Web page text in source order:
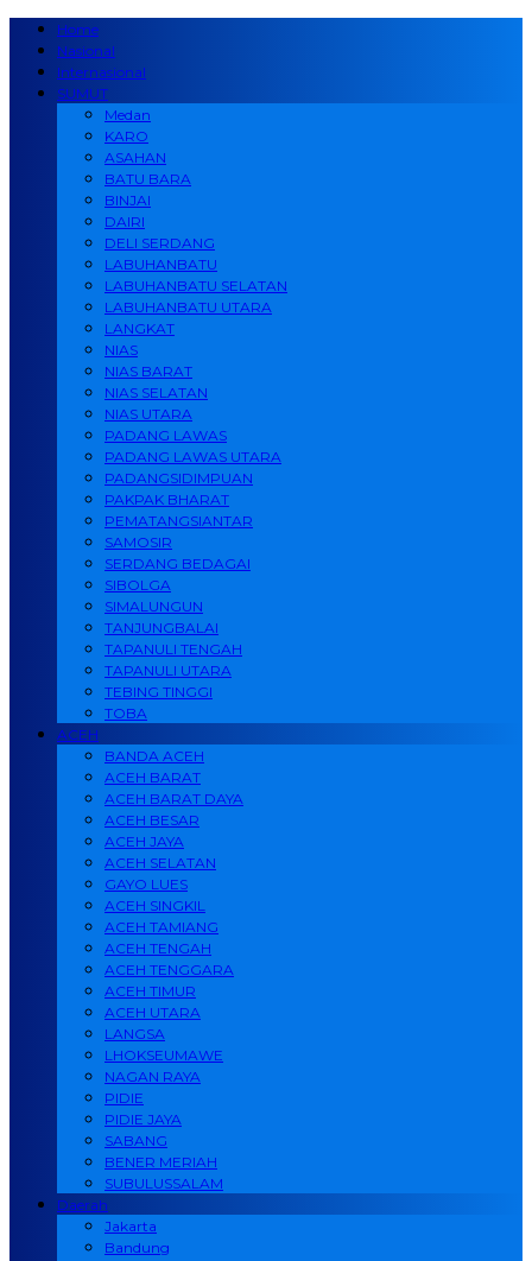
Home
Nasional
Internasional
SUMUT
Medan
KARO
ASAHAN
BATU BARA
BINJAI
DAIRI
DELI SERDANG
LABUHANBATU
LABUHANBATU SELATAN
LABUHANBATU UTARA
LANGKAT
NIAS
NIAS BARAT
NIAS SELATAN
NIAS UTARA
PADANG LAWAS
PADANG LAWAS UTARA
PADANGSIDIMPUAN
PAKPAK BHARAT
PEMATANGSIANTAR
SAMOSIR
SERDANG BEDAGAI
SIBOLGA
SIMALUNGUN
TANJUNGBALAI
TAPANULI TENGAH
TAPANULI UTARA
TEBING TINGGI
TOBA
ACEH
BANDA ACEH
ACEH BARAT
ACEH BARAT DAYA
ACEH BESAR
ACEH JAYA
ACEH SELATAN
GAYO LUES
ACEH SINGKIL
ACEH TAMIANG
ACEH TENGAH
ACEH TENGGARA
ACEH TIMUR
ACEH UTARA
LANGSA
LHOKSEUMAWE
NAGAN RAYA
PIDIE
PIDIE JAYA
SABANG
BENER MERIAH
SUBULUSSALAM
Daerah
Jakarta
Bandung